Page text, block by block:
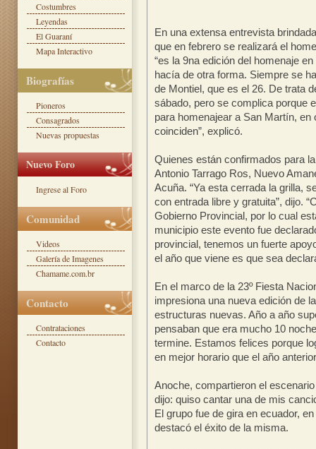
En una extensa entrevista
que en febrero se realizará el
“es la 9na edición del homenaje
hacía de otra forma. Siempre se
de Montiel, que es el 26. De trata
sábado, pero se complica porque
para homenajear a San Martín,
coinciden”, explicó.
Quienes están confirmados para
Antonio Tarrago Ros, Nuevo
Acuña. “Ya esta cerrada la grilla,
con entrada libre y gratuita”, dijo.
Gobierno Provincial, por lo cual
municipio este evento fue
provincial, tenemos un fuerte
el año que viene es que sea
En el marco de la 23º Fiesta
impresiona una nueva edición de
estructuras nuevas. Año a año
pensaban que era mucho 10
termine. Estamos felices porque
en mejor horario que el año
Anoche, compartieron el
dijo: quiso cantar una de mis
El grupo fue de gira en ecuador,
destacó el éxito de la misma.
Costumbres
Leyendas
El Guaraní
Mapa Interactivo
Biografías
Pioneros
Consagrados
Nuevas propuestas
Nuevo Foro
Ingrese al Foro
Comunidad
Videos
Galería de Imagenes
Chamame.com.br
Contacto
Contrataciones
Contacto